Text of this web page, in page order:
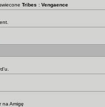
Tribes : Vengaence
na Amigę